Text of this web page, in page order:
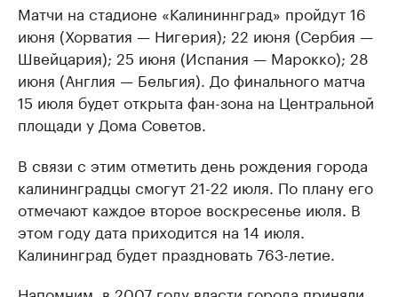
Матчи на стадионе «Калининнград» пройдут 16
июня (Хорватия — Нигерия); 22 июня (Сербия —
Швейцария); 25 июня (Испания — Марокко); 28
июня (Англия — Бельгия). До финального матча
15 июля будет открыта фан-зона на Центральной
площади у Дома Советов.
В связи с этим отметить день рождения города
калининградцы смогут 21-22 июля. По плану его
отмечают каждое второе воскресенье июля. В
этом году дата приходится на 14 июля.
Калининград будет праздновать 763-летие.